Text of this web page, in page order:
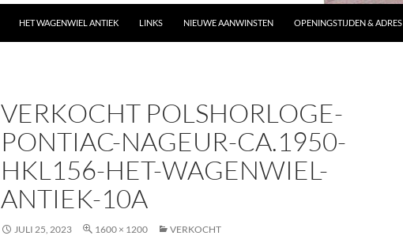
HET WAGENWIEL ANTIEK LINKS NIEUWE AANWINSTEN OPENINGSTIJDEN & ADRES
VERKOCHT POLSHORLOGE-
PONTIAC-NAGEUR-CA.1950-
HKL156-HET-WAGENWIEL-
ANTIEK-10A
JULI 25, 2023 1600 × 1200 VERKOCHT